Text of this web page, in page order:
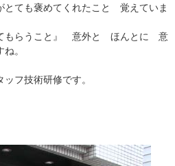
ても褒めてくれたこと 覚えていま
もらうこと』 意外と ほんとに 意
。
フ技術研修です。